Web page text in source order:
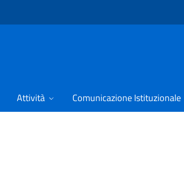
Attività Comunicazione Istituzionale